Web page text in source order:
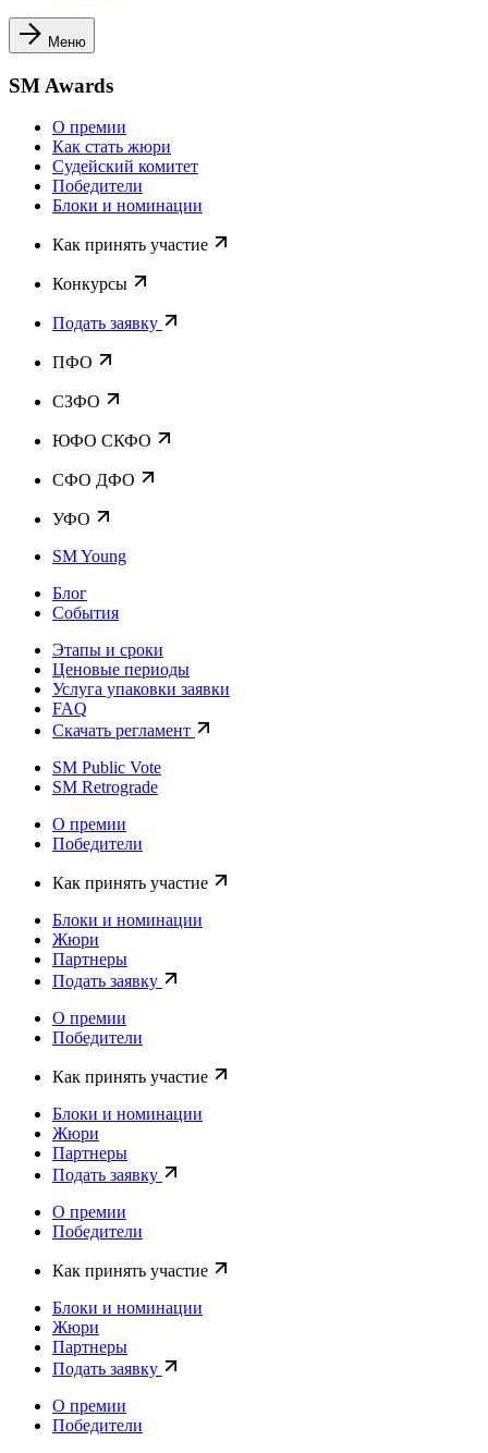
Меню
SM Awards
О премии
Как стать жюри
Судейский комитет
Победители
Блоки и номинации
Как принять участие
Конкурсы
Подать заявку
ПФО
СЗФО
ЮФО СКФО
CФО ДФО
УФО
SM Young
Блог
События
Этапы и сроки
Ценовые периоды
Услуга упаковки заявки
FAQ
Скачать регламент
SM Public Vote
SM Retrograde
О премии
Победители
Как принять участие
Блоки и номинации
Жюри
Партнеры
Подать заявку
О премии
Победители
Как принять участие
Блоки и номинации
Жюри
Партнеры
Подать заявку
О премии
Победители
Как принять участие
Блоки и номинации
Жюри
Партнеры
Подать заявку
О премии
Победители